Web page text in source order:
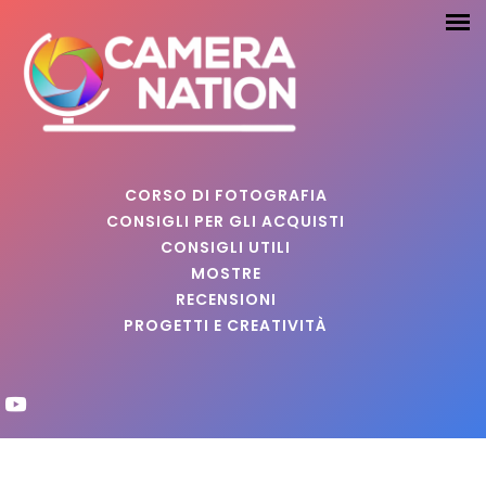
CORSO DI FOTOGRAFIA
CONSIGLI PER GLI ACQUISTI
CONSIGLI UTILI
MOSTRE
RECENSIONI
PROGETTI E CREATIVITÀ